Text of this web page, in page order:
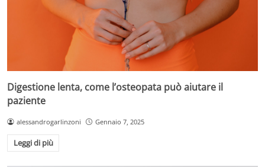
Digestione lenta, come l’osteopata può aiutare il
paziente
alessandrogarlinzoni Gennaio 7, 2025
Leggi di più